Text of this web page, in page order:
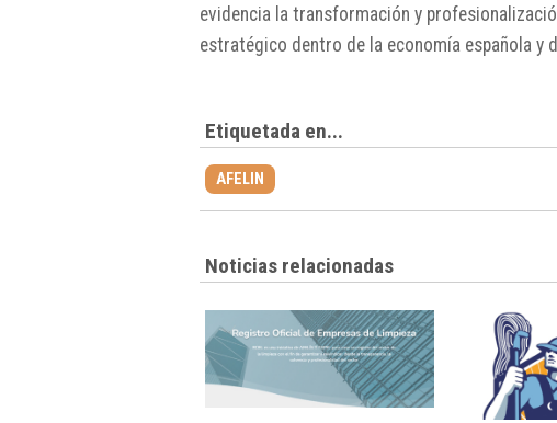
evidencia la transformación y
estratégico dentro de la economía española y
Etiquetada en...
AFELIN
Noticias relacionadas